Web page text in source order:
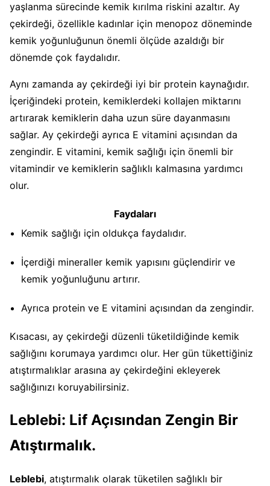
yaşlanma sürecinde kemik kırılma riskini azaltır. Ay
çekirdeği, özellikle kadınlar için menopoz döneminde
kemik yoğunluğunun önemli ölçüde azaldığı bir
dönemde çok faydalıdır.
Aynı zamanda ay çekirdeği iyi bir protein kaynağıdır.
İçeriğindeki protein, kemiklerdeki kollajen miktarını
artırarak kemiklerin daha uzun süre dayanmasını
sağlar. Ay çekirdeği ayrıca E vitamini açısından da
zengindir. E vitamini, kemik sağlığı için önemli bir
vitamindir ve kemiklerin sağlıklı kalmasına yardımcı
olur.
Faydaları
Kemik sağlığı için oldukça faydalıdır.
İçerdiği mineraller kemik yapısını güçlendirir ve
kemik yoğunluğunu artırır.
Ayrıca protein ve E vitamini açısından da zengindir.
Kısacası, ay çekirdeği düzenli tüketildiğinde kemik
sağlığını korumaya yardımcı olur. Her gün tükettiğiniz
atıştırmalıklar arasına ay çekirdeğini ekleyerek
sağlığınızı koruyabilirsiniz.
Leblebi: Lif Açısından Zengin Bir
Atıştırmalık.
Leblebi, atıştırmalık olarak tüketilen sağlıklı bir